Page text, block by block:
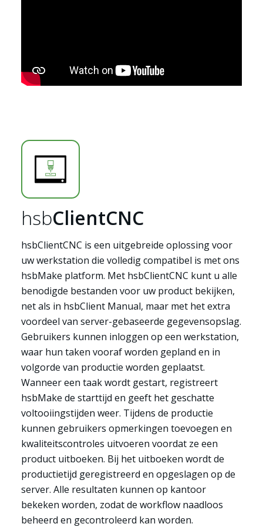
hsbClientCNC
hsbClientCNC is een uitgebreide oplossing voor
uw werkstation die volledig compatibel is met ons
hsbMake platform. Met hsbClientCNC kunt u alle
benodigde bestanden voor uw product bekijken,
net als in hsbClient Manual, maar met het extra
voordeel van server-gebaseerde gegevensopslag.
Gebruikers kunnen inloggen op een werkstation,
waar hun taken vooraf worden gepland en in
volgorde van productie worden geplaatst.
Wanneer een taak wordt gestart, registreert
hsbMake de starttijd en geeft het geschatte
voltooiingstijden weer. Tijdens de productie
kunnen gebruikers opmerkingen toevoegen en
kwaliteitscontroles uitvoeren voordat ze een
product uitboeken. Bij het uitboeken wordt de
productietijd geregistreerd en opgeslagen op de
server. Alle resultaten kunnen op kantoor
bekeken worden, zodat de workflow naadloos
beheerd en gecontroleerd kan worden.